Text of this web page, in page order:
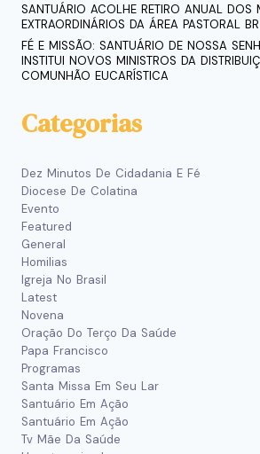
SANTUÁRIO ACOLHE RETIRO ANUAL DOS
EXTRAORDINÁRIOS DA ÁREA PASTORAL
FÉ E MISSÃO: SANTUÁRIO DE NOSSA
INSTITUI NOVOS MINISTROS DA
COMUNHÃO EUCARÍSTICA
Categorias
Dez Minutos De Cidadania E Fé
Diocese De Colatina
Evento
Featured
General
Homilias
Igreja No Brasil
Latest
Novena
Oração Do Terço Da Saúde
Papa Francisco
Programas
Santa Missa Em Seu Lar
Santuário Em Ação
Santuário Em Ação
Tv Mãe Da Saúde